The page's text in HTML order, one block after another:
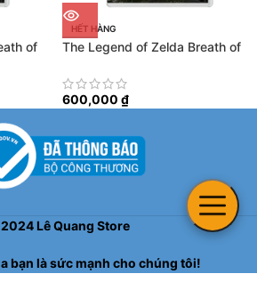
of
HẾT HÀNG
The Legend of Zelda Breath of
600,000 ₫
2024Lê Quang Store
bạn là sức mạnh cho chúng tôi!